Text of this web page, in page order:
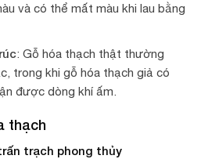
và có thể mất màu khi lau bằng
: Gỗ hóa thạch thật thường
trong khi gỗ hóa thạch giả có
được dòng khí ấm.
thạch
trạch phong thủy